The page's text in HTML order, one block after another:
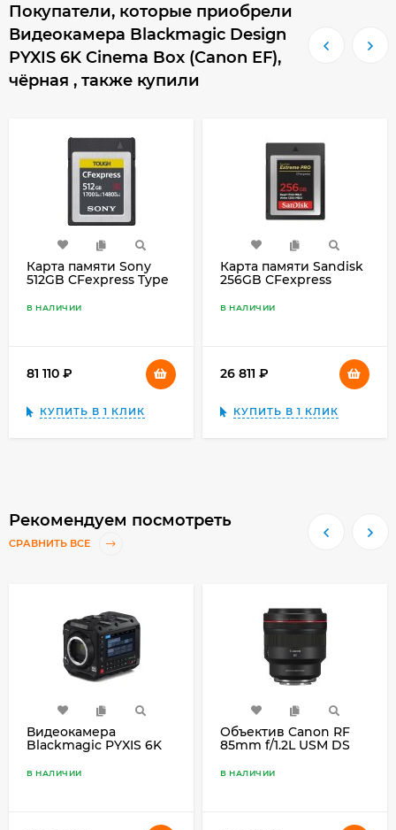
Покупатели, которые приобрели
Видеокамера Blackmagic Design
PYXIS 6K Cinema Box (Canon EF),
чёрная , также купили
Карта памяти Sony
512GB CFexpress Type
Card (CEBG512/J)
В НАЛИЧИИ
81 110
КУПИТЬ В 1 КЛИК
Карта памяти Sandisk
256GB CFexpress
(1700R/1200W)
В НАЛИЧИИ
26 811
КУПИТЬ В 1 КЛИК
Рекомендуем посмотреть
СРАВНИТЬ ВСЕ
Видеокамера
Blackmagic PYXIS 6K
В НАЛИЧИИ
Объектив Canon RF
85mm f/1.2L USM DS
В НАЛИЧИИ